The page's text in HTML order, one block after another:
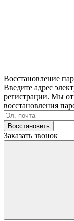
Восстановление
Введите адрес
регистрации. Мы
восстановления
Восстановить
Заказать звонок